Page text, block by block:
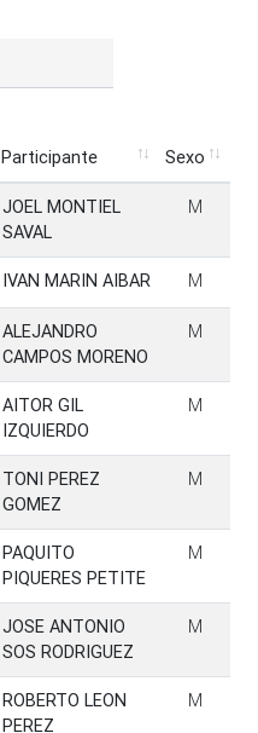
Participante
Sexo
Participante Sexo
JOEL MONTIEL
SAVAL
M
IVAN MARIN AIBAR M
ALEJANDRO
CAMPOS MORENO
M
AITOR GIL
IZQUIERDO
M
TONI PEREZ
GOMEZ
M
PAQUITO
PIQUERES PETITE
M
JOSE ANTONIO
SOS RODRIGUEZ
M
ROBERTO LEON
PEREZ
M